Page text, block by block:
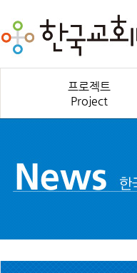
프로젝트
Project